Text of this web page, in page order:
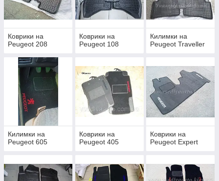
Коврики на
Peugeot 208
Коврики на
Peugeot 108
Килимки на
Peugeot Traveller
Килимки на
Peugeot 605
Коврики на
Peugeot 405
Коврики на
Peugeot Expert